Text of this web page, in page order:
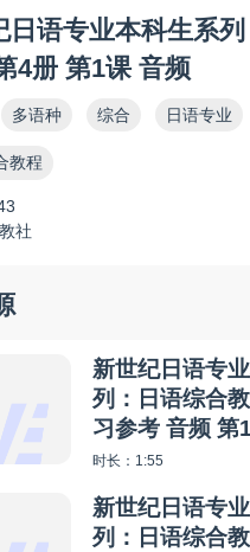
日语专业本科生系
4册 第1课 音频
多语种 综合 日语专业
教程
社
新世纪日语专
列：日语综合
习参考 音频 第
时长：1:55
新世纪日语专
列：日语综合